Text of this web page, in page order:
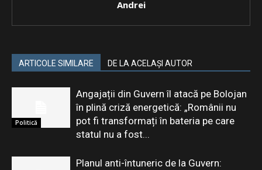
Andrei
ARTICOLE SIMILARE DE LA ACELAȘI AUTOR
Politică
Angajații din Guvern îl atacă pe Bolojan
în plină criză energetică: „Românii nu
pot fi transformați în bateria pe care
statul nu a fost...
Planul anti-întuneric de la Guvern: